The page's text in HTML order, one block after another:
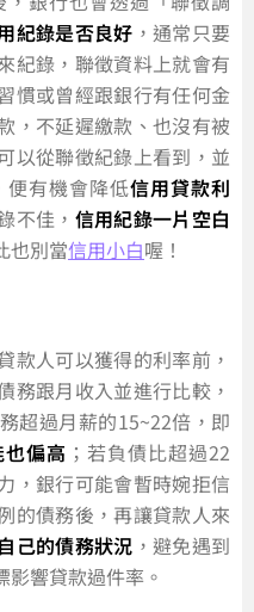
紀錄是否良好 ，通常只要
紀錄，聯徵資料上就會有
慣或曾經跟銀行有任何金
，不延遲繳款、也沒有被
以從聯徵紀錄上看到，並
有機會降低信用貸款利
不佳， 信用紀錄一片空白
也別當信用小白喔！
款人可以獲得的利率前，
務跟月收入並進行比較，
超過月薪的15~22倍，即
偏高 ；若負債比超過22
，銀行可能會暫時婉拒信
的債務後，再讓貸款人來
己的債務狀況 ，避免遇到
響貸款過件率。